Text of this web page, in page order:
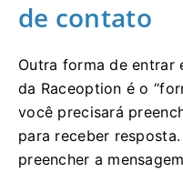
de contato
Outra forma de
da Raceoption é o
você precisará
para receber resposta.
preencher a